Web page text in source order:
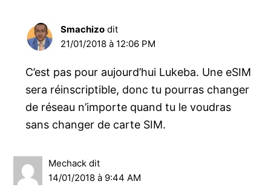
Smachizo dit
21/01/2018 à 12:06 PM
C’est pas pour aujourd’hui Lukeba. Une eSIM
sera réinscriptible, donc tu pourras changer
de réseau n’importe quand tu le voudras
sans changer de carte SIM.
Mechack dit
14/01/2018 à 9:44 AM